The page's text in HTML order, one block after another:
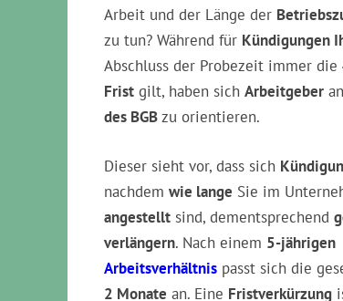
Arbeit und der Länge der
zu tun? Während für Kündigungen
Abschluss der Probezeit immer die
Frist gilt, haben sich Arbeitgeber an
des BGBzu orientieren.
Dieser sieht vor, dass sich
nachdem wie lange Sie im
angestellt sind, dementsprechend
verlängern. Nach einem 5-jährigen
Arbeitsverhältnis passt sich die
2 Monate an. Eine Fristverkürzung